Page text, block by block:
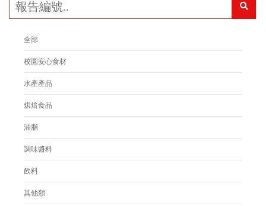
全部
校園安心食材
水產產品
烘焙食品
油脂
調味醬料
飲料
其他類